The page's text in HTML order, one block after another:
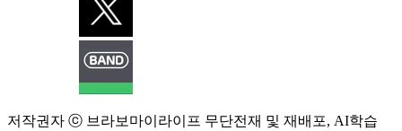
저작권자 ⓒ 브라보마이라이프 무단전재 및 재배포, AI학습